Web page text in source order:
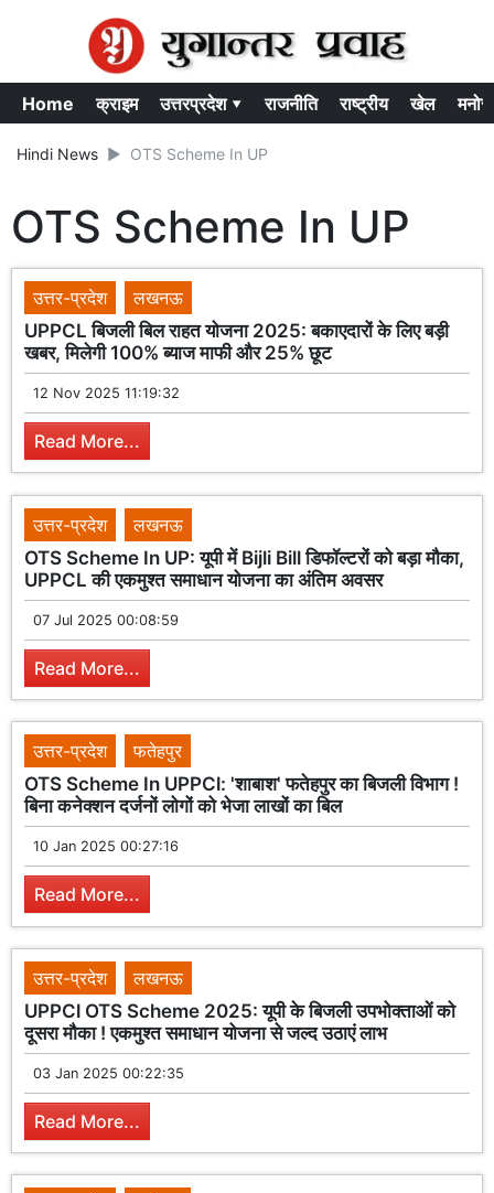
Home क्राइम उत्तरप्रदेश ▾ राजनीति राष्ट्रीय खेल
Hindi News OTS Scheme In UP
OTS Scheme In UP
उत्तर-प्रदेश
लखनऊ
UPPCL बिजली बिल राहत योजना 2025: बकाएदारों के लिए बड़ी
खबर, मिलेगी 100% ब्याज माफी और 25% छूट
12 Nov 2025 11:19:32
Read More...
उत्तर-प्रदेश
लखनऊ
OTS Scheme In UP: यूपी में Bijli Bill डिफॉल्टरों को बड़ा मौका,
UPPCL की एकमुश्त समाधान योजना का अंतिम अवसर
07 Jul 2025 00:08:59
Read More...
उत्तर-प्रदेश
फतेहपुर
OTS Scheme In UPPCl: 'शाबाश' फतेहपुर का बिजली विभाग !
बिना कनेक्शन दर्जनों लोगों को भेजा लाखों का बिल
10 Jan 2025 00:27:16
Read More...
उत्तर-प्रदेश
लखनऊ
UPPCl OTS Scheme 2025: यूपी के बिजली उपभोक्ताओं को
दूसरा मौका ! एकमुश्त समाधान योजना से जल्द उठाएं लाभ
03 Jan 2025 00:22:35
Read More...